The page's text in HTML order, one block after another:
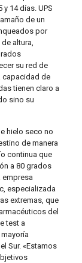
14 días. UPS
de un
por
altura,
su red de
capacidad de
tienen claro a
sino su
hielo seco no
de manera
continua que
a 80 grados
empresa
especializada
extremas, que
del
test a
Sur. «Estamos